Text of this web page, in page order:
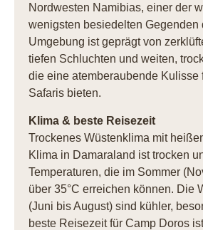
Nordwesten Namibias, einer der
wenigsten besiedelten Gegenden
Umgebung ist geprägt von
tiefen Schluchten und weiten,
die eine atemberaubende Kulisse
Safaris bieten.
Klima & beste Reisezeit
Trockenes Wüstenklima mit
Klima in Damaraland ist trocken
Temperaturen, die im Sommer
über 35°C erreichen können. Die
(Juni bis August) sind kühler,
beste Reisezeit für Camp Doros